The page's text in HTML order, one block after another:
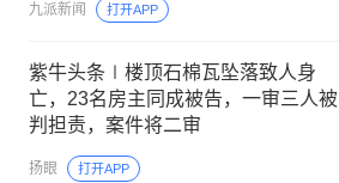
九派新闻 打开APP
紫牛头条∣楼顶石棉瓦坠落致人身
亡，23名房主同成被告，一审三人被
判担责，案件将二审
扬眼 打开APP